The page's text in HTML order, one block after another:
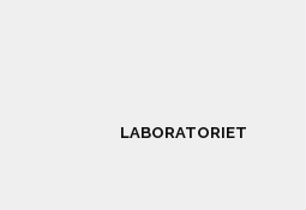
LABORATORIET